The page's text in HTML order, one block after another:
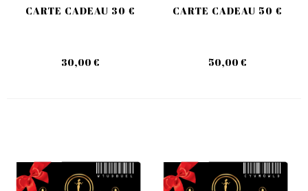
CARTE CADEAU 30 €
30,00 €
CARTE CADEAU 50 €
50,00 €